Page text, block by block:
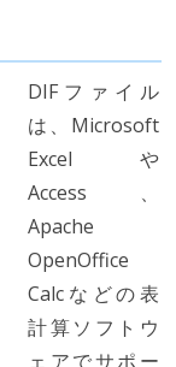
DIFファイル
は、Microsoft
Excelや
Access、
Apache
OpenOffice
Calcなどの表
計算ソフトウ
ェアでサポー